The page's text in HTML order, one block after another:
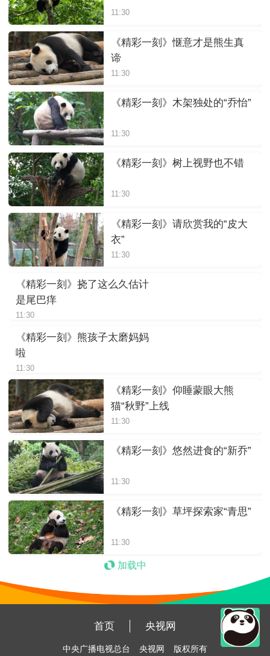
11:30
《精彩一刻》惬意才是熊生真
谛
11:30
《精彩一刻》木架独处的“乔怡”
11:30
《精彩一刻》树上视野也不错
11:30
《精彩一刻》请欣赏我的“皮大
衣”
11:30
《精彩一刻》挠了这么久估计
是尾巴痒
11:30
《精彩一刻》熊孩子太磨妈妈
啦
11:30
《精彩一刻》仰睡蒙眼大熊
猫“秋野”上线
11:30
《精彩一刻》悠然进食的“新乔”
11:30
《精彩一刻》草坪探索家“青思”
11:30
加载中
首页 央视网
中央广播电视总台 央视网 版权所有